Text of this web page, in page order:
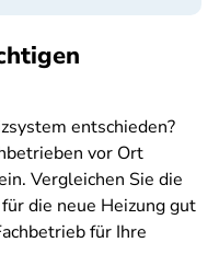
entschieden?
vor Ort
Vergleichen Sie die
für die neue Heizung gut
für Ihre